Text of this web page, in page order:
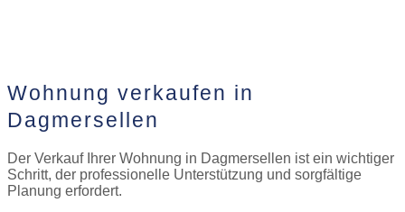
Wohnung verkaufen in
Dagmersellen
Der Verkauf Ihrer Wohnung in Dagmersellen ist ein wichtiger
Schritt, der professionelle Unterstützung und sorgfältige
Planung erfordert.